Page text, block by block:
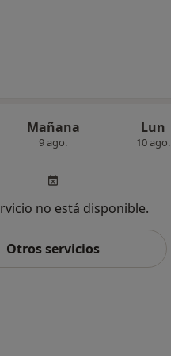
Mañana
9 ago.
Lun
10 ago.
no está disponible.
Otros servicios